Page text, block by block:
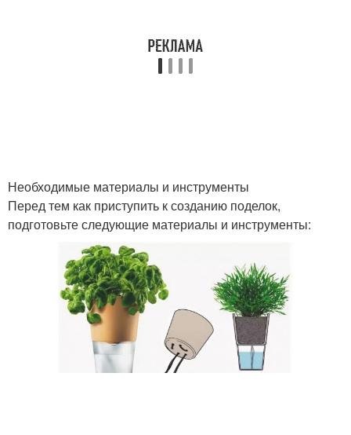
Необходимые материалы и инструменты
Перед тем как приступить к созданию поделок,
подготовьте следующие материалы и инструменты: